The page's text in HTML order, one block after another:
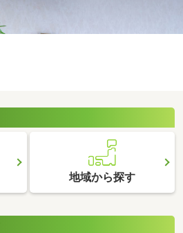
地域から探す